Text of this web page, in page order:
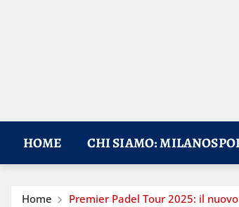
HOME CHI SIAMO:
Home Premier Padel Tour 2025: il